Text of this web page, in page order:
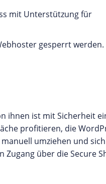
mit Unterstützung für
gesperrt werden.
ihnen ist mit Sicherheit
profitieren, die
umziehen und sich
über die Secure